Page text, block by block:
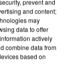
prevent and
and content;
may
data to offer
actively
combine data from
based on